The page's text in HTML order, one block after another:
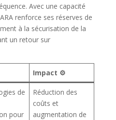
Avec une capacité
renforce ses réserves de
à la sécurisation de la
un retour sur
Impact ⚙️
de
pour
Réduction des
coûts et
augmentation de